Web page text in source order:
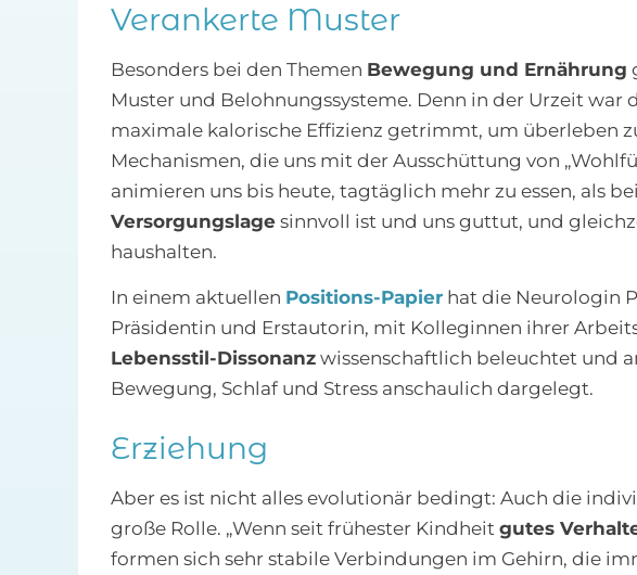
Verankerte Muster
Besonders bei den Themen Bewegung und Ernährung
Muster und Belohnungssysteme. Denn in der Urzeit war
maximale kalorische Effizienz getrimmt, um überleben
Mechanismen, die uns mit der Ausschüttung von
animieren uns bis heute, tagtäglich mehr zu essen, als
Versorgungslagesinnvoll ist und uns guttut, und
haushalten.
In einem aktuellen Positions-Papierhat die Neurologin
Präsidentin und Erstautorin, mit Kolleginnen ihrer
Lebensstil-Dissonanzwissenschaftlich beleuchtet und
Bewegung, Schlaf und Stress anschaulich dargelegt.
Erziehung
Aber es ist nicht alles evolutionär bedingt: Auch die
große Rolle. „Wenn seit frühester Kindheit gutes
formen sich sehr stabile Verbindungen im Gehirn, die